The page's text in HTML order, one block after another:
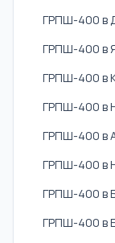
ГРПШ-400 в
ГРПШ-400 в
ГРПШ-400 в
ГРПШ-400 в
ГРПШ-400 в
ГРПШ-400 в
ГРПШ-400 в
ГРПШ-400 в